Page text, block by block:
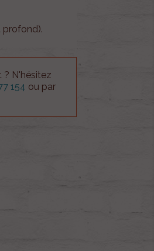
profond).
? N'hésitez
154 ou par